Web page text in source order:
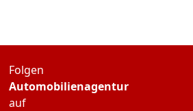
Folgen
Automobilienagentur
auf